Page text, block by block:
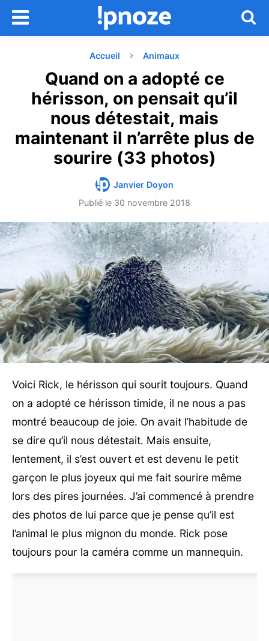
Accueil Animaux
Quand on a adopté ce
hérisson, on pensait qu’il
nous détestait, mais
maintenant il n’arrête plus de
sourire (33 photos)
Janvier Doyon
Publié le 30 novembre 2018
Voici Rick, le hérisson qui sourit toujours. Quand
on a adopté ce hérisson timide, il ne nous a pas
montré beaucoup de joie. On avait l’habitude de
se dire qu’il nous détestait. Mais ensuite,
lentement, il s’est ouvert et est devenu le petit
garçon le plus joyeux qui me fait sourire même
lors des pires journées. J’ai commencé à prendre
des photos de lui parce que je pense qu’il est
l’animal le plus mignon du monde. Rick pose
toujours pour la caméra comme un mannequin.